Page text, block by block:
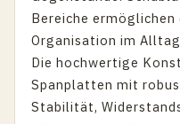
Bereiche
Organisation im
Die hochwertige
Spanplatten mit
Stabilität,